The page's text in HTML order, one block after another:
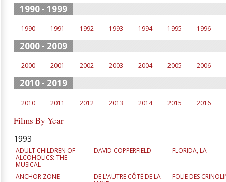
1990 - 1999
1990 1991 1992 1993 1994 1995 1996
2000 - 2009
2000 2001 2002 2003 2004 2005 2006
2010 - 2019
2010 2011 2012 2013 2014 2015 2016
Films By Year
1993
ADULT CHILDREN OF
ALCOHOLICS: THE
MUSICAL
DAVID COPPERFIELD FLORIDA, LA
ANCHOR ZONE
DE L'AUTRE CÔTÉ DE LA
FOLIE DES